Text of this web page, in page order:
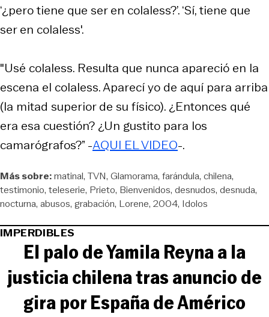
‘¿pero tiene que ser en colaless?’. ‘Sí, tiene que
ser en colaless'.
"Usé colaless. Resulta que nunca apareció en la
escena el colaless. Aparecí yo de aquí para arriba
(la mitad superior de su físico). ¿Entonces qué
era esa cuestión? ¿Un gustito para los
camarógrafos?” -AQUI EL VIDEO-.
Más sobre:matinal TVN Glamorama farándula chilena
testimonio teleserie Prieto Bienvenidos desnudos desnuda
nocturna abusos grabación Lorene 2004 Idolos
IMPERDIBLES
El palo de Yamila Reyna a la
justicia chilena tras anuncio de
gira por España de Américo